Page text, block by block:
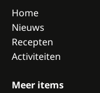
Home
Nieuws
Recepten
Activiteiten
Meer items